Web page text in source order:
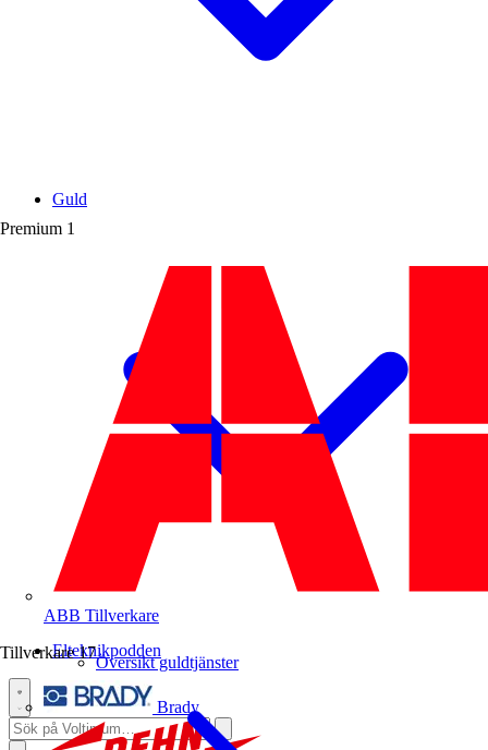
Premium 1
ABB Tillverkare
Tillverkare 17
Brady
Guld
Översikt guldtjänster
Elteknikpodden